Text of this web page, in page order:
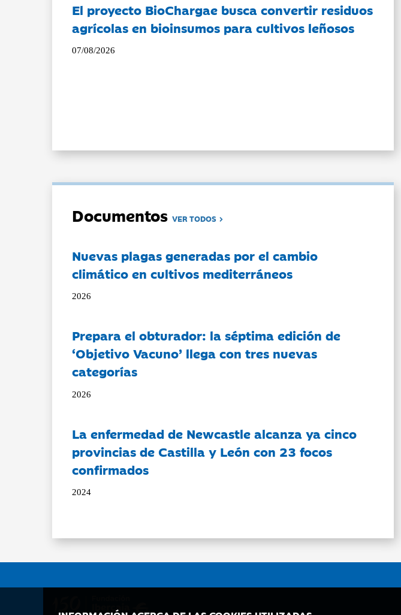
El proyecto BioChargae busca convertir residuos
agrícolas en bioinsumos para cultivos leñosos
07/08/2026
DocumentosVER TODOS
Nuevas plagas generadas por el cambio
climático en cultivos mediterráneos
2026
Prepara el obturador: la séptima edición de
‘Objetivo Vacuno’ llega con tres nuevas
categorías
2026
La enfermedad de Newcastle alcanza ya cinco
provincias de Castilla y León con 23 focos
confirmados
2024